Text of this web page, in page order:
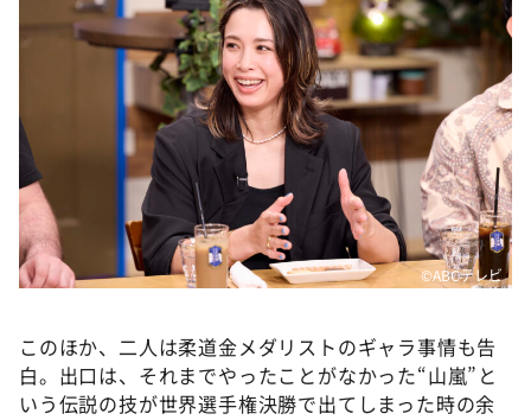
©ABCテレビ
このほか、二人は柔道金メダリストのギャラ事情も告
白。出口は、それまでやったことがなかった“山嵐”と
いう伝説の技が世界選手権決勝で出てしまった時の余